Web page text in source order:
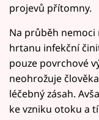
projevů přítomny.
Na průběh
hrtanu infekční
pouze povrchové
neohrožuje
léčebný zásah.
ke vzniku otoku a